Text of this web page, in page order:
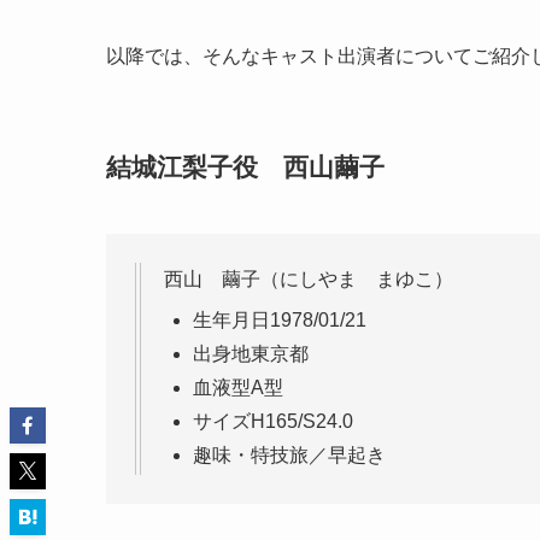
以降では、そんなキャスト出演者についてご紹介
結城江梨子役 西山繭子
西山 繭子（にしやま まゆこ）
生年月日 1978/01/21
出身地東京都
血液型A型
サイズH165/S24.0
趣味・特技旅／早起き